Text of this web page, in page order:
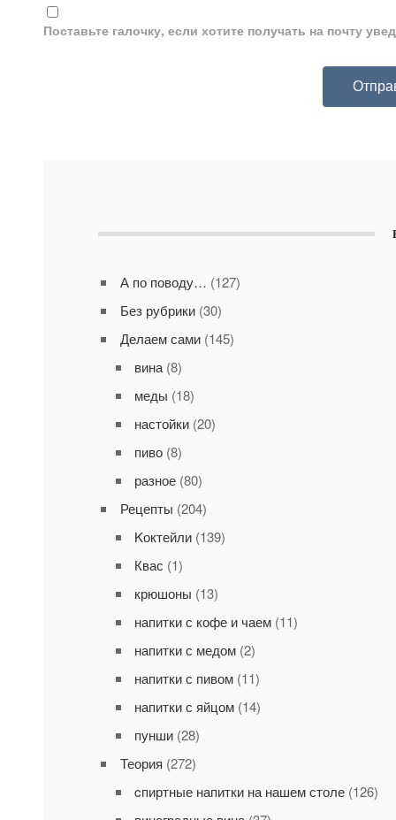
Поставьте галочку, если хотите получать на почту
А по поводу… (127)
Без рубрики(30)
Делаем сами(145)
вина(8)
меды (18)
настойки(20)
пиво(8)
разное(80)
Рецепты (204)
Kоктейли(139)
Квас (1)
крюшоны (13)
напитки с кофе и чаем(11)
напитки с медом(2)
напитки с пивом(11)
напитки с яйцом(14)
пунши(28)
Теория (272)
cпиртные напитки на нашем столе(126)